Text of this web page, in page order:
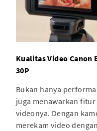
Kualitas Video Canon
30P
Bukan hanya
juga menawarkan
videonya. Dengan
merekam video